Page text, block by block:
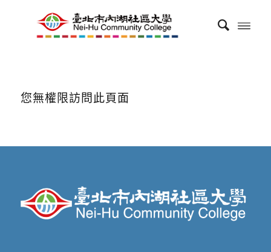
您無權限訪問此頁面